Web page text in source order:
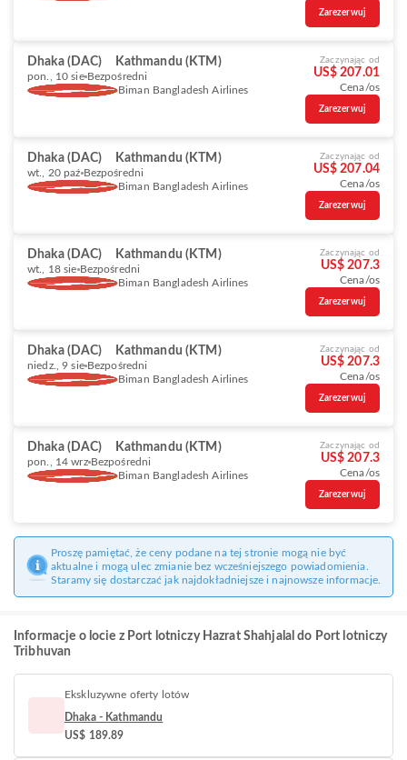
Zarezerwuj
Dhaka (DAC) Kathmandu (KTM)
pon., 10 sie Bezpośredni
Biman Bangladesh Airlines
Zaczynając od
US$ 207.01
Cena/os
Zarezerwuj
Dhaka (DAC) Kathmandu (KTM)
wt., 20 paź Bezpośredni
Biman Bangladesh Airlines
Zaczynając od
US$ 207.04
Cena/os
Zarezerwuj
Dhaka (DAC) Kathmandu (KTM)
wt., 18 sie Bezpośredni
Biman Bangladesh Airlines
Zaczynając od
US$ 207.3
Cena/os
Zarezerwuj
Dhaka (DAC) Kathmandu (KTM)
niedz., 9 sie Bezpośredni
Biman Bangladesh Airlines
Zaczynając od
US$ 207.3
Cena/os
Zarezerwuj
Dhaka (DAC) Kathmandu (KTM)
pon., 14 wrz Bezpośredni
Biman Bangladesh Airlines
Zaczynając od
US$ 207.3
Cena/os
Zarezerwuj
Proszę pamiętać, że ceny podane na tej stronie mogą nie być
aktualne i mogą ulec zmianie bez wcześniejszego powiadomienia.
Staramy się dostarczać jak najdokładniejsze i najnowsze informacje.
Informacje o locie z Port lotniczy Hazrat Shahjalal do Port lotniczy
Tribhuvan
Ekskluzywne oferty lotów
Dhaka - Kathmandu
US$ 189.89